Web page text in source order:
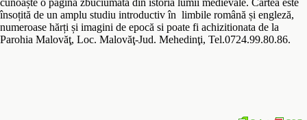
cunoaște o pagină zbuciumată din istoria lumii medievale. Cartea este
însoțită de un amplu studiu introductiv în limbile română și engleză,
numeroase hărți și imagini de epocă si poate fi achizitionata de la
Parohia Malovăţ, Loc. Malovăţ-Jud. Mehedinţi, Tel.0724.99.80.86.